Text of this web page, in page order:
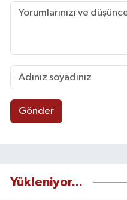
Gönder
Yükleniyor...